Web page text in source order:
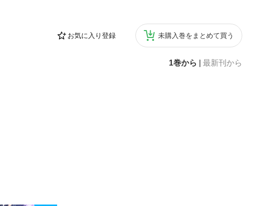
お気に入り登録 未購入巻をまとめて買う
1巻から 最新刊から